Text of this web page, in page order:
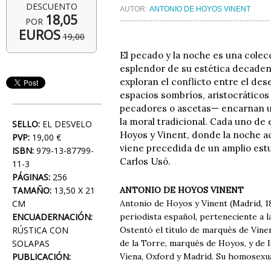
DESCUENTO
POR 18,05
EUROS 19,00
SELLO: EL DESVELO
PVP: 19,00 €
ISBN: 979-13-87799-
11-3
PÁGINAS: 256
TAMAÑO: 13,50 X 21
CM
ENCUADERNACIÓN:
RÚSTICA CON
SOLAPAS
PUBLICACIÓN:
AUTOR: ANTONIO DE HOYOS VINENT
El pecado y la noche es una
esplendor de su estética
exploran el conflicto entre el
espacios sombríos,
pecadores o ascetas— encarnan
la moral tradicional. Cada uno
Hoyos y Vinent, donde la noche
viene precedida de un amplio
Carlos Usó.
ANTONIO DE HOYOS VINENT
Antonio de Hoyos y Vinent (Madrid,
periodista español, perteneciente a
Ostentó el título de marqués de
de la Torre, marqués de Hoyos, y de
Viena, Oxford y Madrid. Su